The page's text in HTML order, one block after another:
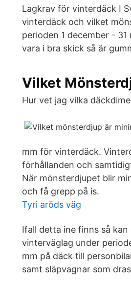
Lagkrav för vinterdäck I
vinterdäck och vilket
perioden 1 december -
vara i bra skick så är
Vilket
Hur vet jag vilka
mm för vinterdäck.
förhållanden och
När mönsterdjupet blir
och få grepp på is.
Tyri aröds väg
Ifall detta ine finns så
vinterväglag under
mm på däck till
samt släpvagnar som